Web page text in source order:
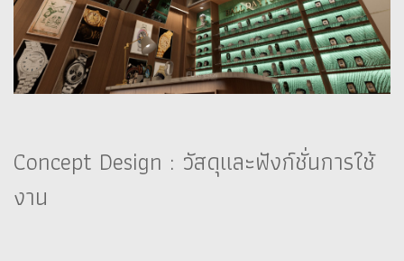
Concept Design : วัสดุและฟังก์ชั่นการใช้
งาน